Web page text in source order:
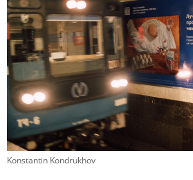
Konstantin Kondrukhov